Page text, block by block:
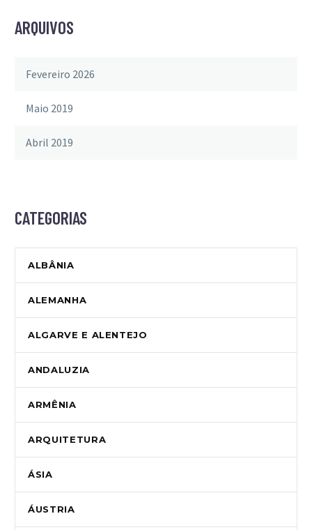
ARQUIVOS
Fevereiro 2026
Maio 2019
Abril 2019
CATEGORIAS
ALBÂNIA
ALEMANHA
ALGARVE E ALENTEJO
ANDALUZIA
ARMÊNIA
ARQUITETURA
ÁSIA
ÁUSTRIA